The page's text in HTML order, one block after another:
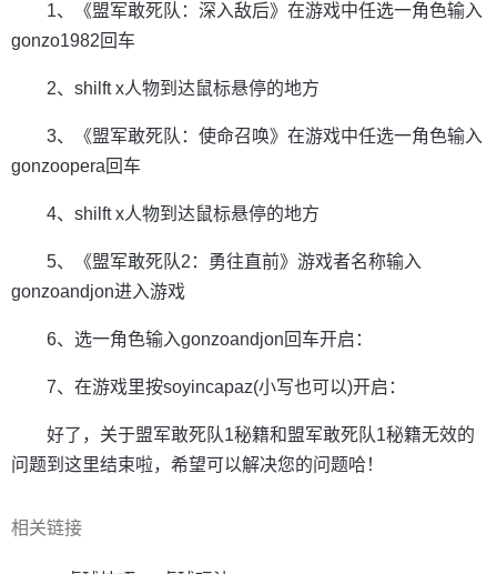
1、《盟军敢死队：深入敌后》在游戏中任选一角色输入
gonzo1982回车
2、shilft x人物到达鼠标悬停的地方
3、《盟军敢死队：使命召唤》在游戏中任选一角色输入
gonzoopera回车
4、shilft x人物到达鼠标悬停的地方
5、《盟军敢死队2：勇往直前》游戏者名称输入
gonzoandjon进入游戏
6、选一角色输入gonzoandjon回车开启：
7、在游戏里按soyincapaz(小写也可以)开启：
好了，关于盟军敢死队1秘籍和盟军敢死队1秘籍无效的
问题到这里结束啦，希望可以解决您的问题哈！
相关链接